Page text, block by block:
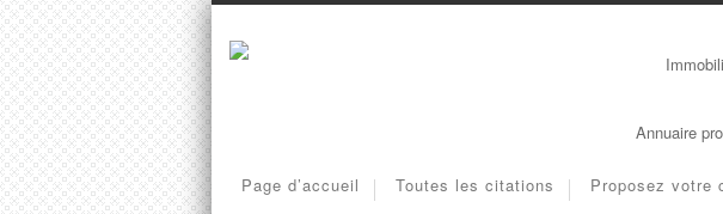
Annuaire
Page d’accueil Toutes les citations Proposez votre